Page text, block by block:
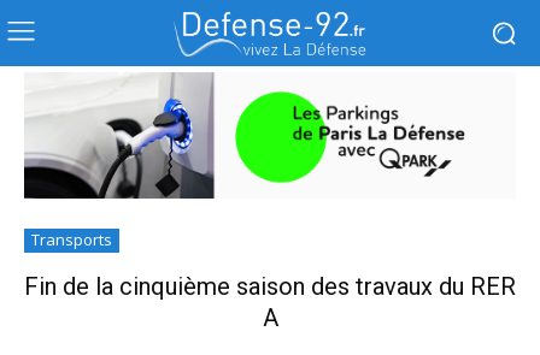
Transports
Fin de la cinquième saison des travaux du RER
A